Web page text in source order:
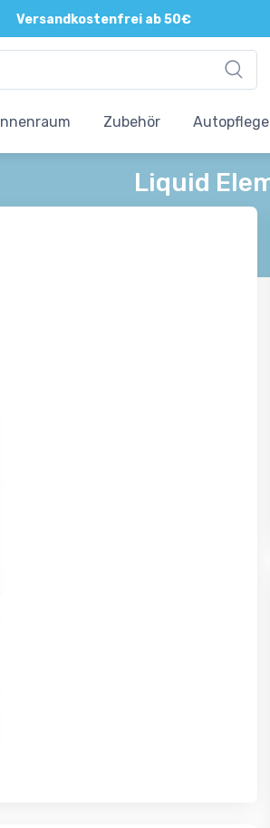
Versandkostenfrei ab 50€
Innenraum Zubehör
Liquid